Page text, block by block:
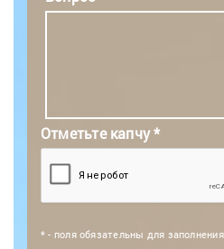
Отметьте капчу *
* - поля обязательны для заполнения